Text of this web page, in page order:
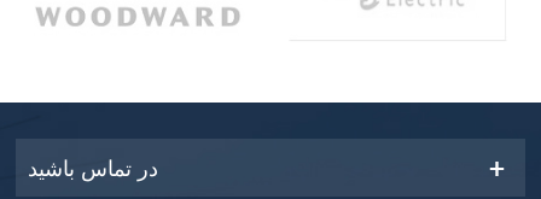
در تماس باشید